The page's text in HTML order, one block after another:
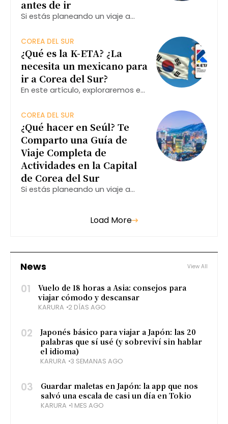
antes de ir
Si estás planeando un viaje a
algunas recomendaciones que te
ayudarán a disfrutar al máximo
de tu visita.
COREA DEL SUR
¿Qué es la K-ETA? ¿La
necesita un mexicano para
ir a Corea del Sur?
En este artículo, exploraremos en
como afecta a los ciudadanos
mexicanos y qué pasos deben
seguir para asegurarse de que su
viaje sea exitoso.
COREA DEL SUR
¿Qué hacer en Seúl? Te
Comparto una Guía de
Viaje Completa de
Actividades en la Capital
de Corea del Sur
Si estás planeando un viaje a
sobre qué hacer en Seúl,Load More
News View All
01
Vuelo de 18 horas a Asia: consejos para
viajar cómodo y descansar
KARURA 2 DÍAS AGO
02
Japonés básico para viajar a Japón: las 20
palabras que sí usé (y sobreviví sin hablar
el idioma)
KARURA 3 SEMANAS AGO
03
Guardar maletas en Japón: la app que nos
salvó una escala de casi un día en Tokio
KARURA 1 MES AGO